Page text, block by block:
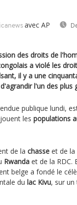
avec AP
des droits de
a violé les
il y a une
l'un des plus
publique lundi,
les populations
de la chasse et de la
Rwanda et de la RDC.
belge a fondé le
du lac Kivu, sur